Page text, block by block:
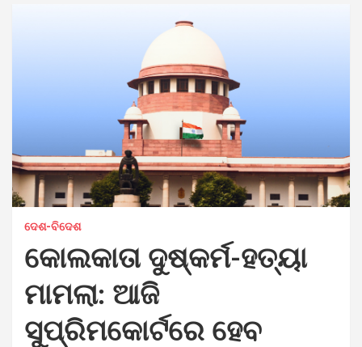
ଦେଶ-ବିଦେଶ
କୋଲକାତା ଦୁଷ୍କର୍ମ-ହତ୍ୟା
ମାମଲା: ଆଜି
ସୁପ୍ରିମକୋର୍ଟରେ ହେବ